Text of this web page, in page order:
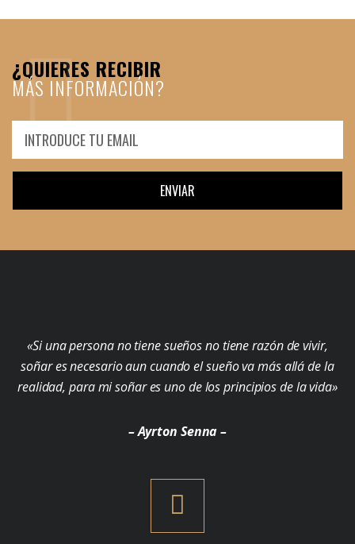
¿QUIERES RECIBIR
MÁS INFORMACIÓN?
ENVIAR
«Si una persona no tiene sueños no tiene razón de vivir,
soñar es necesario aun cuando el sueño va más allá de la
realidad, para mi soñar es uno de los principios de la vida»
– Ayrton Senna –